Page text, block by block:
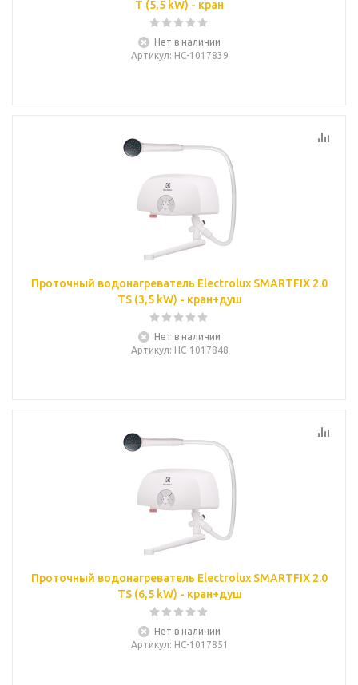
T (5,5 kW) - кран
Нет в наличии
Артикул: НС-1017839
Проточный водонагреватель Electrolux SMARTFIX 2.0
TS (3,5 kW) - кран+душ
Нет в наличии
Артикул: НС-1017848
Проточный водонагреватель Electrolux SMARTFIX 2.0
TS (6,5 kW) - кран+душ
Нет в наличии
Артикул: НС-1017851